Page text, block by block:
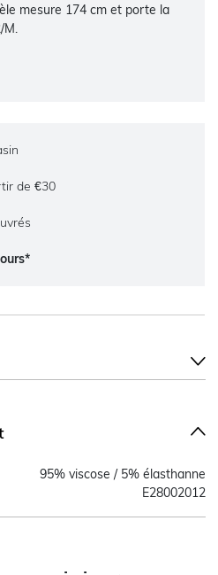
mesure 174 cm et porte la
M.
de €30
95% viscose / 5% élasthanne
E28002012